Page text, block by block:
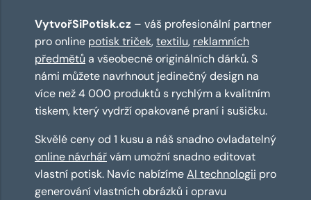
VytvořSiPotisk.cz – váš profesionální partner
pro online potisk triček,textilu, reklamních
předmětů a všeobecně originálních dárků. S
námi můžete navrhnout jedinečný design na
více než 4 000 produktů s rychlým a kvalitním
tiskem, který vydrží opakované praní i sušičku.
Skvělé ceny od 1 kusu a náš snadno ovladatelný
online návrhářvám umožní snadno editovat
vlastní potisk. Navíc nabízímeAI technologii pro
generování vlastních obrázků i opravu